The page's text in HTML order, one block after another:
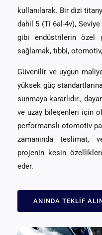
kullanılarak. Bir dizi
dahil 5 (Ti 6al-4v), Seviye
gibi endüstrilerin özel
sağlamak, tıbbi,
Güvenilir ve uygun
yüksek güç
sunmaya kararlıdır.,
ve uzay bileşenleri için
performanslı otomotiv
zamanında teslimat,
projenin kesin
eder.
ANINDA TEKLIF